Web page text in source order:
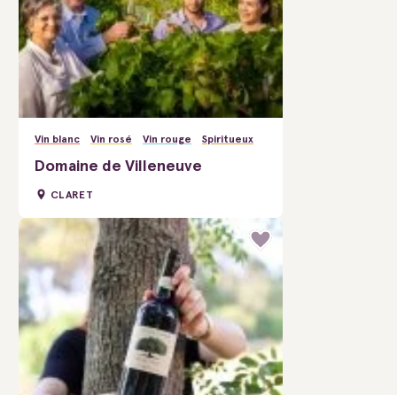
Vin blanc Vin rosé Vin rouge Spiritueux
Domaine de Villeneuve
CLARET